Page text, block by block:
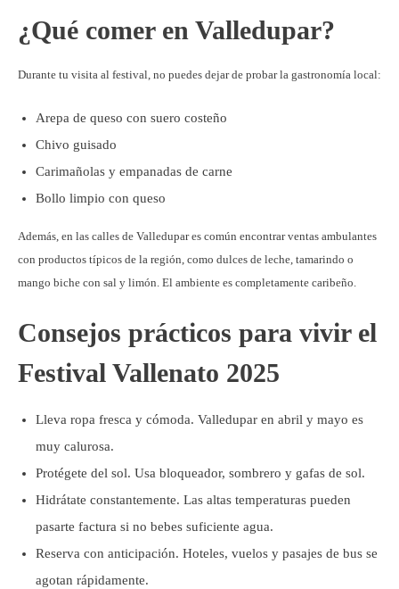
¿Qué comer en Valledupar?
Durante tu visita al festival, no puedes dejar de probar la gastronomía local:
Arepa de queso con suero costeño
Chivo guisado
Carimañolas y empanadas de carne
Bollo limpio con queso
Además, en las calles de Valledupar es común encontrar ventas ambulantes
con productos típicos de la región, como dulces de leche, tamarindo o
mango biche con sal y limón. El ambiente es completamente caribeño.
Consejos prácticos para vivir el
Festival Vallenato 2025
Lleva ropa fresca y cómoda. Valledupar en abril y mayo es
muy calurosa.
Protégete del sol. Usa bloqueador, sombrero y gafas de sol.
Hidrátate constantemente. Las altas temperaturas pueden
pasarte factura si no bebes suficiente agua.
Reserva con anticipación. Hoteles, vuelos y pasajes de bus se
agotan rápidamente.